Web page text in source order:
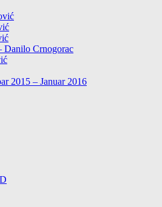
Danilo Crnogorac
2015 – Januar 2016